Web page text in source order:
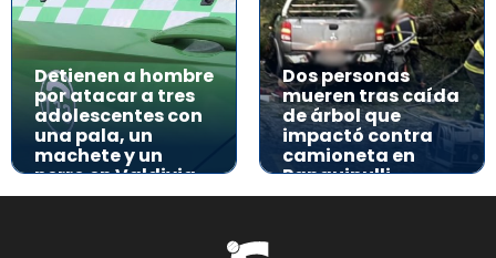
Detienen a hombre
por atacar a tres
adolescentes con
una pala, un
machete y un
perro en Valdivia
Dos personas
mueren tras caída
de árbol que
impactó contra
camioneta en
Panguipulli